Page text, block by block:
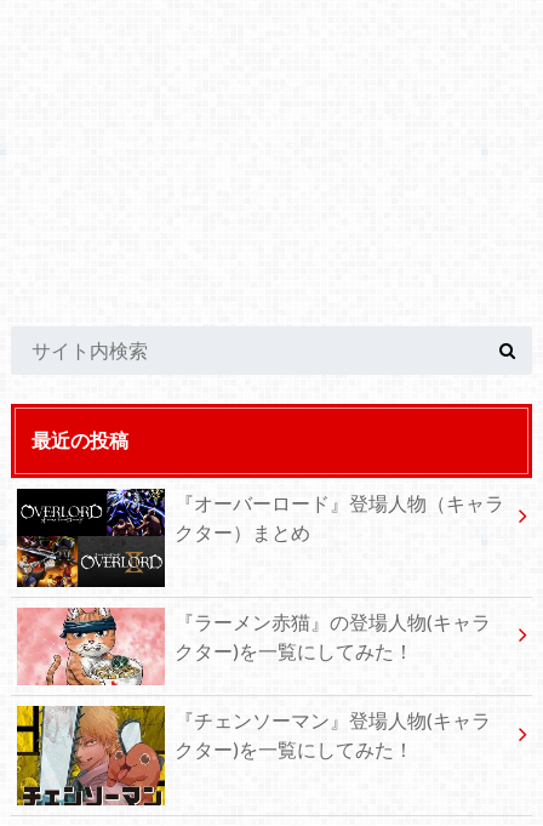
最近の投稿
『オーバーロード』登場人物（キャラ
クター）まとめ
『ラーメン赤猫』の登場人物(キャラ
クター)を一覧にしてみた！
『チェンソーマン』登場人物(キャラ
クター)を一覧にしてみた！